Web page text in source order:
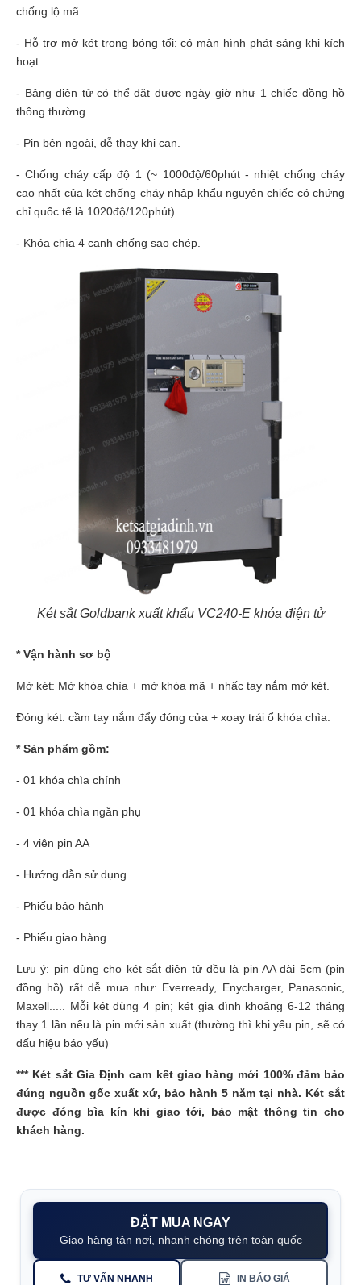
chống lộ mã.
- Hỗ trợ mở két trong bóng tối: có màn hình phát sáng khi kích
hoạt.
- Bảng điện tử có thể đặt được ngày giờ như 1 chiếc đồng hồ
thông thường.
- Pin bên ngoài, dễ thay khi cạn.
- Chống cháy cấp độ 1 (~ 1000độ/60phút - nhiệt chống cháy
cao nhất của két chống cháy nhập khẩu nguyên chiếc có chứng
chỉ quốc tế là 1020độ/120phút)
- Khóa chìa 4 cạnh chống sao chép.
Két sắt Goldbank xuất khẩu VC240-E khóa điện tử
* Vận hành sơ bộ
Mở két: Mở khóa chìa + mở khóa mã + nhấc tay nắm mở két.
Đóng két: cầm tay nắm đẩy đóng cửa + xoay trái ổ khóa chìa.
* Sản phẩm gồm:
- 01 khóa chìa chính
- 01 khóa chìa ngăn phụ
- 4 viên pin AA
- Hướng dẫn sử dụng
- Phiếu bảo hành
- Phiếu giao hàng.
Lưu ý: pin dùng cho két sắt điện tử đều là pin AA dài 5cm (pin
đồng hồ) rất dễ mua như: Everready, Enycharger, Panasonic,
Maxell..... Mỗi két dùng 4 pin; két gia đình khoảng 6-12 tháng
thay 1 lần nếu là pin mới sản xuất (thường thì khi yếu pin, sẽ có
dấu hiệu báo yếu)
*** Két sắt Gia Định cam kết giao hàng mới 100% đảm bảo
đúng nguồn gốc xuất xứ, bảo hành 5 năm tại nhà. Két sắt
được đóng bìa kín khi giao tới, bảo mật thông tin cho
khách hàng.
ĐẶT MUA NGAY
Giao hàng tận nơi, nhanh chóng trên toàn quốc
TƯ VẤN NHANH IN BÁO GIÁ